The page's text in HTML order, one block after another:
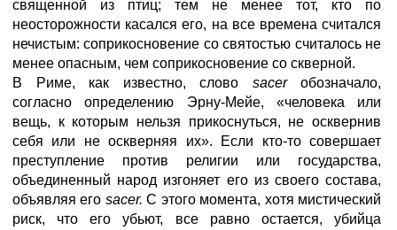
священной из птиц; тем не менее тот, кто по
неосторожности касался его, на все времена считался
нечистым: соприкосновение со святостью считалось не
менее опасным, чем соприкосновение со скверной.
В Риме, как известно, слово sacer обозначало,
согласно определению Эрну-Мейе, «человека или
вещь, к которым нельзя прикоснуться, не осквернив
себя или не оскверняя их». Если кто-то совершает
преступление против религии или государства,
объединенный народ изгоняет его из своего состава,
объявляя его sacer.С этого момента, хотя мистический
риск, что его убьют, все равно остается, убийца